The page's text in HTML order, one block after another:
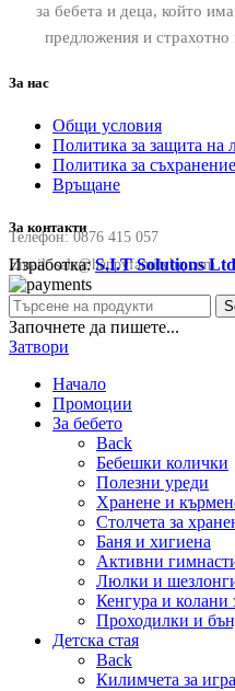
за бебета и деца, който
предложения и страхотно
За нас
Общи условия
Политика за защита на
Политика за
Връщане
За контакти
Телефон:0876 415 057
Email:sale@happyfamilybg.com
Изработка:S.I.T Solutions
Започнете да пишете...
Затвори
Начало
Промоции
За бебето
Back
Бебешки колички
Полезни уреди
Хранене и
Столчета за
Баня и хигиена
Активни
Люлки и
Кенгура и колани
Проходилки и
Детска стая
Back
Килимчета за игра